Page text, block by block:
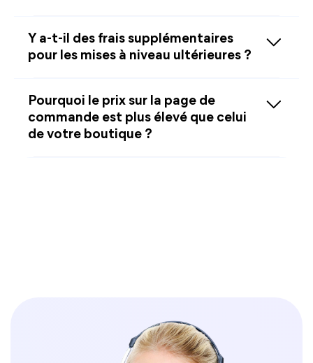
Y a-t-il des frais supplémentaires
pour les mises à niveau ultérieures ?
Pourquoi le prix sur la page de
commande est plus élevé que celui
de votre boutique ?